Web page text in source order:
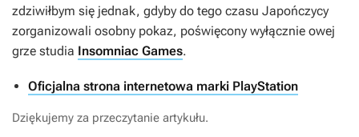
zdziwiłbym się jednak, gdyby do tego czasu Japończycy
zorganizowali osobny pokaz, poświęcony wyłącznie owej
grze studia Insomniac Games.
Oficjalna strona internetowa marki PlayStation
Dziękujemy za przeczytanie artykułu.